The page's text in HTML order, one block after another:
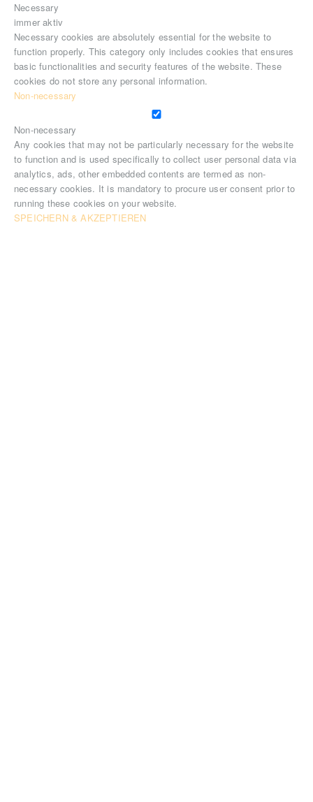
Necessary
immer aktiv
Necessary cookies are absolutely essential for the website to
function properly. This category only includes cookies that ensures
basic functionalities and security features of the website. These
cookies do not store any personal information.
Non-necessary
Non-necessary
Any cookies that may not be particularly necessary for the website
to function and is used specifically to collect user personal data via
analytics, ads, other embedded contents are termed as non-
necessary cookies. It is mandatory to procure user consent prior to
running these cookies on your website.
SPEICHERN & AKZEPTIEREN